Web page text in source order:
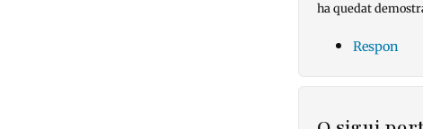
ha quedat
Respon